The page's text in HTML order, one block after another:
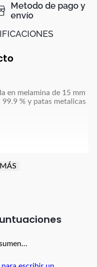
Metodo de pago y
envío
en melamina de 15 mm
% y patas metalicas